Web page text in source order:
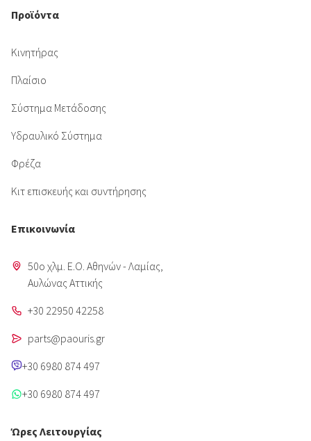
Προϊόντα
Κινητήρας
Πλαίσιο
Σύστημα Μετάδοσης
Υδραυλικό Σύστημα
Φρέζα
Κιτ επισκευής και συντήρησης
Επικοινωνία
50o χλμ. Ε.Ο. Αθηνών - Λαμίας,
Aυλώνας Αττικής
+30 22950 42258
parts@paouris.gr
+30 6980 874 497
+30 6980 874 497
Ώρες Λειτουργίας